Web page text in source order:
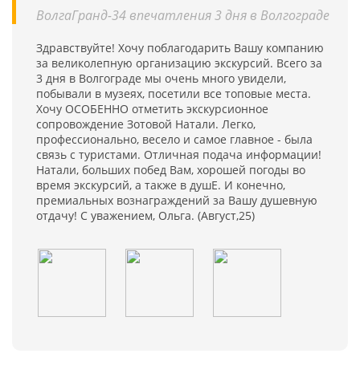
ВолгаГранд-34 впечатления 3 дня в Волгограде
Здравствуйте! Хочу поблагодарить Вашу компанию
за великолепную организацию экскурсий. Всего за
3 дня в Волгограде мы очень много увидели,
побывали в музеях, посетили все топовые места.
Хочу ОСОБЕННО отметить экскурсионное
сопровождение Зотовой Натали. Легко,
профессионально, весело и самое главное - была
связь с туристами. Отличная подача информации!
Натали, больших побед Вам, хорошей погоды во
время экскурсий, а также в душЕ. И конечно,
премиальных вознаграждений за Вашу душевную
отдачу! С уважением, Ольга. (Август,25)